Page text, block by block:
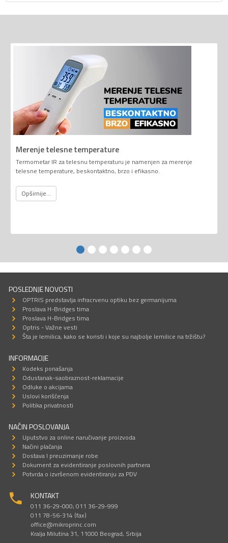
Merenje telesne temperature
Termometar IR za telesnu temperaturu je namenjen za merenje
telesne temperature, beskontaktno, brzo i efikasno.
Opširnije...
POSLEDNJE NOVOSTI
OPTRIS predstavlja infracrvenu optiku bez germanijuma
Proslava H-Bridges tima
Proslava H-Bridges tima
Optris - Važne vesti
Šta je lemilica, kako se koristi i koje su najbolje lemilice na tržištu?
INFORMACIJE
Kodeks ponašanja
Odustanak-saobraznost-reklamacije
Odluke o akcijama
Uslovi korišćenja
Politika privatnosti
NAČIN POSLOVANJA
Uputstvo za online naručivanje proizvoda
Načini plaćanja
Dostava I preuzimanje robe
Dokument za evidentiranje poslovnih partnera
Potvrda o izvršenom evidentiranju za PDV
KONTAKT
011 36-29-000; 011 36-29-999
011 78-56-314 (fax)
office@mikroprinc.com
Kralja Milutina 31, 11000 Beograd, Srbija